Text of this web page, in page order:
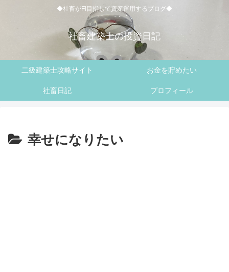
◆社畜がFI目指して資産運用するブログ◆
社畜建築士の投資日記
二級建築士攻略サイト お金を貯めたい
社畜日記 プロフィール
幸せになりたい